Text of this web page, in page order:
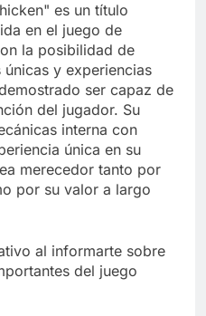
es un título
en el juego de
la posibilidad de
y experiencias
ser capaz de
del jugador. Su
interna con
única en su
merecedor tanto por
por su valor a largo
al informarte sobre
del juego